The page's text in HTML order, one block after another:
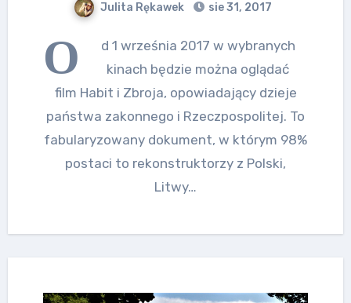
Julita Rękawek sie 31, 2017
O
d 1 września 2017 w wybranych
kinach będzie można oglądać
film Habit i Zbroja, opowiadający dzieje
państwa zakonnego i Rzeczpospolitej. To
fabularyzowany dokument, w którym 98%
postaci to rekonstruktorzy z Polski,
Litwy…